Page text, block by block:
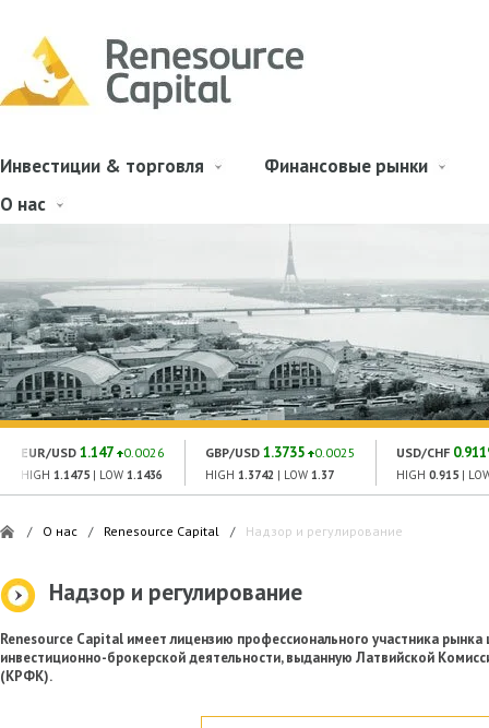
Инвестиции & торговля Финансовые рынки
О нас
EUR/USD 1.147 0.0026
HIGH 1.1475 | LOW 1.1436
GBP/USD 1.3735 0.0025
HIGH 1.3742 | LOW 1.37
USD/CHF
HIGH 0.915 |
/ О нас / Renesource Capital / Надзор и регулирование
Надзор и регулирование
Renesource Capital имеет лицензию профессионального участника
инвестиционно-брокерской деятельности, выданную Латвийской
(КРФК).